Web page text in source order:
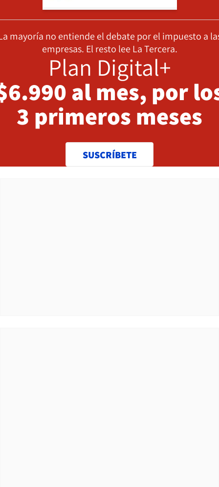
mayoría no entiende el debate por el impuesto a
empresas. El resto lee La Tercera.
Plan Digital+
al mes, por
3 primeros meses
SUSCRÍBETE